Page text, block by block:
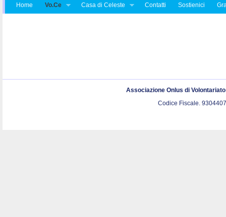
Home Vo.Ce Casa di Celeste Contatti Sostienici
Associazione Onlus di
Codice Fiscale.